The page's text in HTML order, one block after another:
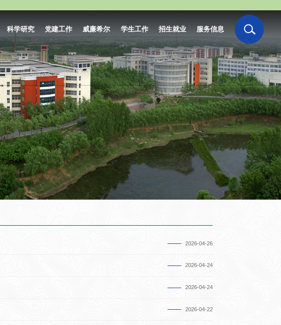
科学研究 党建工作 威廉希尔 学生工作 招生就业 服务信息
2026-04-26
2026-04-24
2026-04-24
2026-04-22